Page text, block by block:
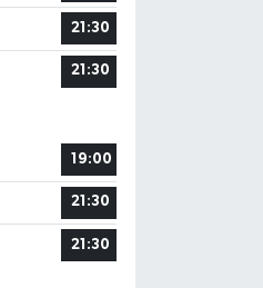
21:30
21:30
19:00
21:30
21:30